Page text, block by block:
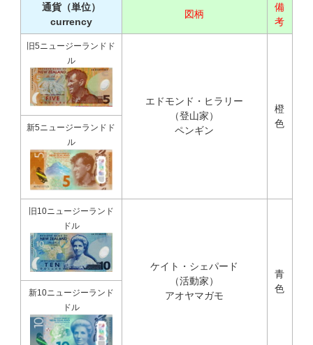
通貨（単位）
currency
図柄
備
考
旧5ニュージーランドド
ル
エドモンド・ヒラリー
（登山家）
ペンギン
橙
色
新5ニュージーランドド
ル
旧10ニュージーランド
ドル
ケイト・シェパード
（活動家）
アオヤマガモ
青
色
新10ニュージーランド
ドル